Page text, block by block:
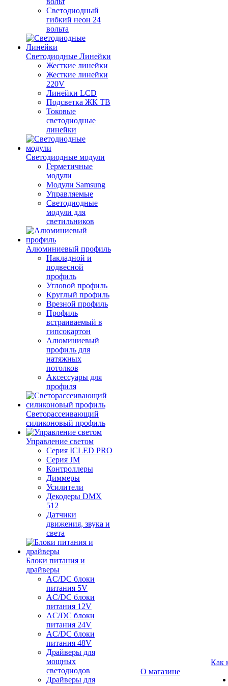
Светодиодный
гибкий неон 24
вольта
Светодиодные Линейки
Жесткие линейки
Жесткие линейки
220V
Линейки LCD
Подсветка ЖК ТВ
Токовые
светодиодные
линейки
Светодиодные модули
Герметичные
модули
Модули Samsung
Управляемые
Светодиодные
модули для
светильников
Алюминиевый профиль
Накладной и
подвесной
профиль
Угловой профиль
Круглый профиль
Врезной профиль
Профиль
встраиваемый в
гипсокартон
Алюминиевый
профиль для
натяжных
потолков
Аксессуары для
профиля
Светорассеивающий
силиконовый профиль
Управление светом
Серия ICLED PRO
Серия JM
Контроллеры
Диммеры
Усилители
Декодеры DMX
512
Датчики
движения, звука и
света
Блоки питания и
драйверы
AC/DC блоки
питания 5V
AC/DC блоки
питания 12V
AC/DC блоки
питания 24V
AC/DC блоки
питания 48V
Драйверы для
мощных
светодиодов
Драйверы для
О магазине
Как